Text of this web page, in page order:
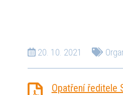
20. 10. 2021
Opatření ředitele